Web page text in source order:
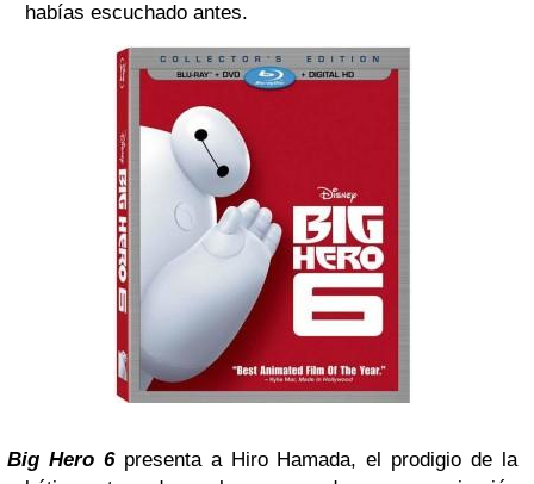
habías escuchado antes.
Big Hero 6presenta a Hiro Hamada, el prodigio de la